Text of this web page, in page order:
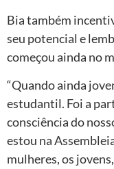
Bia também
seu potencial e
começou ainda no
“Quando ainda
estudantil. Foi a
consciência do
estou na
mulheres, os